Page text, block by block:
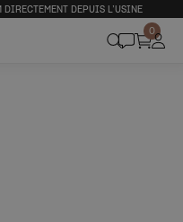
DEPUIS L’USINE
0